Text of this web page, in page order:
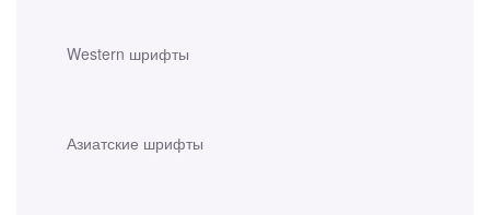
Western шрифты
Азиатские шрифты